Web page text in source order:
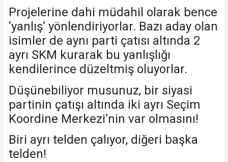
Projelerine dahi müdahil olarak bence
‘yanlış’ yönlendiriyorlar. Bazı aday olan
isimler de aynı parti çatısı altında 2
ayrı SKM kurarak bu yanlışlığı
kendilerince düzeltmiş oluyorlar.
Düşünebiliyor musunuz, bir siyasi
partinin çatışı altında iki ayrı Seçim
Koordine Merkezi’nin var olmasını!
Biri ayrı telden çalıyor, diğeri başka
telden!